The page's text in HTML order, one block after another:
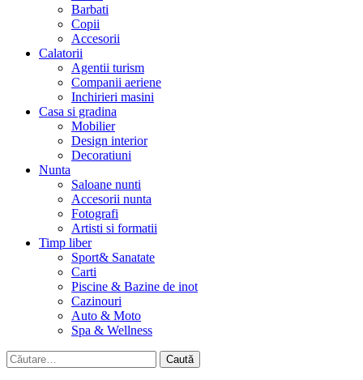
Barbati
Copii
Accesorii
Calatorii
Agentii turism
Companii aeriene
Inchirieri masini
Casa si gradina
Mobilier
Design interior
Decoratiuni
Nunta
Saloane nunti
Accesorii nunta
Fotografi
Artisti si formatii
Timp liber
Sport& Sanatate
Carti
Piscine & Bazine de inot
Cazinouri
Auto & Moto
Spa & Wellness
Caută
după: